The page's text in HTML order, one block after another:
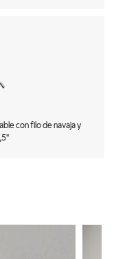
con filo de navaja y